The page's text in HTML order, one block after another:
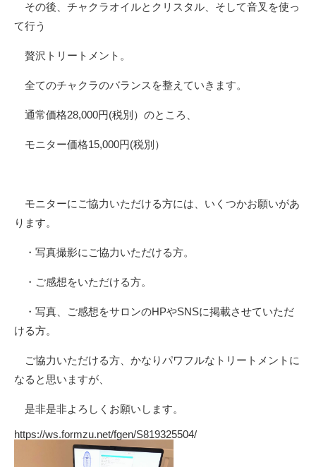
その後、チャクラオイルとクリスタル、そして音叉を使っ
て行う
贅沢トリートメント。
全てのチャクラのバランスを整えていきます。
通常価格28,000円(税別）のところ、
モニター価格15,000円(税別）
モニターにご協力いただける方には、いくつかお願いがあ
ります。
・写真撮影にご協力いただける方。
・ご感想をいただける方。
・写真、ご感想をサロンのHPやSNSに掲載させていただ
ける方。
ご協力いただける方、かなりパワフルなトリートメントに
なると思いますが、
是非是非よろしくお願いします。
https://ws.formzu.net/fgen/S819325504/